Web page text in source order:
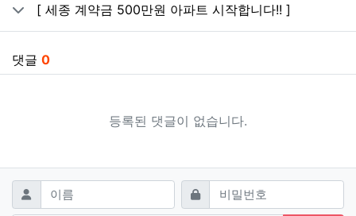
[ 세종 계약금 500만원 아파트 시작합니다!! ]
댓글 0
등록된 댓글이 없습니다.
댓글쓰기
이름 필수 비밀번호필수